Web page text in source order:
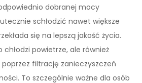
dobranej mocy
schłodzić nawet większe
się na lepszą jakość życia.
powietrze, ale również
filtrację zanieczyszczeń
To szczególnie ważne dla osób